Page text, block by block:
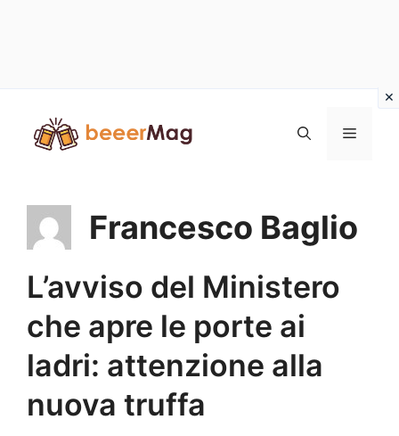
contenuto
Menu
Francesco Baglio
L’avviso del Ministero
che apre le porte ai
ladri: attenzione alla
nuova truffa